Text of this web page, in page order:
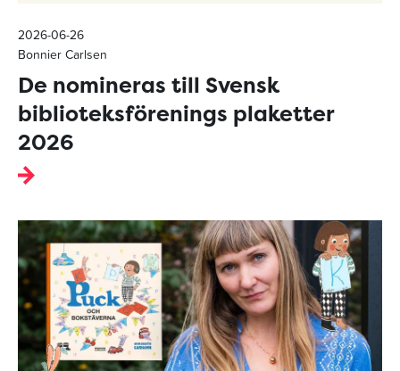
2026-06-26
Bonnier Carlsen
De nomineras till Svensk
biblioteksförenings plaketter
2026